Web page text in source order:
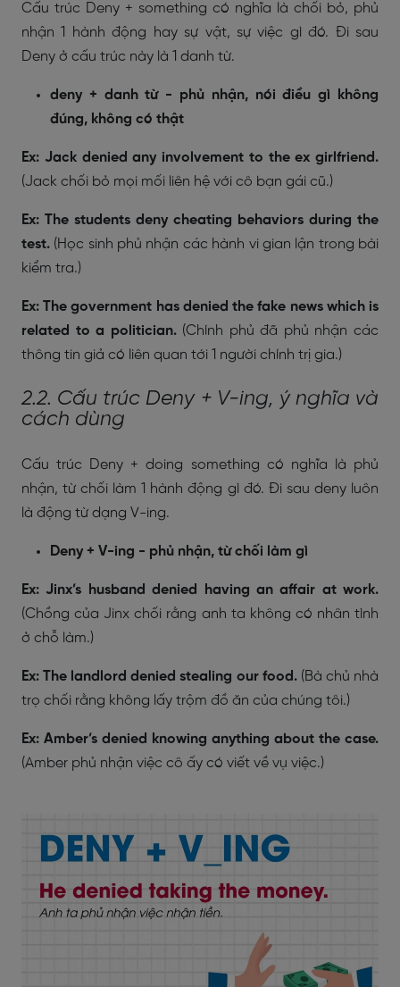
Cấu trúc Deny + something có nghĩa là chối bỏ, phủ
nhận 1 hành động hay sự vật, sự việc gì đó. Đi sau
Deny ở cấu trúc này là 1 danh từ.
deny + danh từ - phủ nhận, nói điều gì không
đúng, không có thật
Ex: Jack denied any involvement to the ex girlfriend.
(Jack chối bỏ mọi mối liên hệ với cô bạn gái cũ.)
Ex: The students deny cheating behaviors during the
test. (Học sinh phủ nhận các hành vi gian lận trong bài
kiểm tra.)
Ex: The government has denied the fake news which is
related to a politician. (Chính phủ đã phủ nhận các
thông tin giả có liên quan tới 1 người chính trị gia.)
2.2. Cấu trúc Deny + V-ing, ý nghĩa và
cách dùng
Cấu trúc Deny + doing something có nghĩa là phủ
nhận, từ chối làm 1 hành động gì đó. Đi sau deny luôn
là động từ dạng V-ing.
Deny + V-ing - phủ nhận, từ chối làm gì
Ex: Jinx’s husband denied having an affair at work.
(Chồng của Jinx chối rằng anh ta không có nhân tình
ở chỗ làm.)
Ex: The landlord denied stealing our food. (Bà chủ nhà
trọ chối rằng không lấy trộm đồ ăn của chúng tôi.)
Ex: Amber’s denied knowing anything about the case.
(Amber phủ nhận việc cô ấy có viết về vụ việc.)